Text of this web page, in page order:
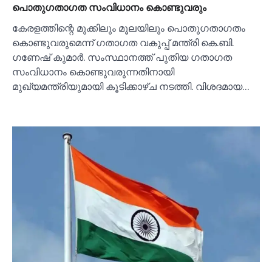
പൊതുഗതാഗത സംവിധാനം കൊണ്ടുവരും
കേരളത്തിന്റെ മുക്കിലും മൂലയിലും പൊതുഗതാഗതം
കൊണ്ടുവരുമെന്ന് ഗതാഗത വകുപ്പ് മന്ത്രി കെ.ബി.
ഗണേഷ് കുമാര്‍. സംസ്ഥാനത്ത് പുതിയ ഗതാഗത
സംവിധാനം കൊണ്ടുവരുന്നതിനായി
മുഖ്യമന്ത്രിയുമായി കൂടിക്കാഴ്ച നടത്തി. വിശദമായ…